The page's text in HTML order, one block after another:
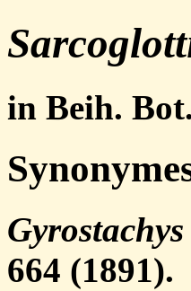
in Beih.
664 (1891).